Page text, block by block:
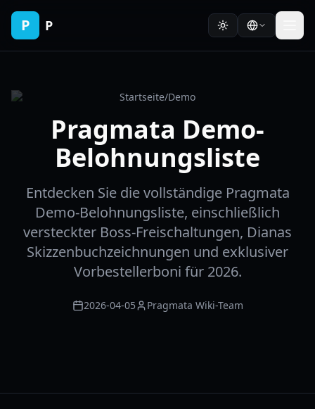
P P
Startseite/Demo
Pragmata Demo-
Belohnungsliste
Entdecken Sie die vollständige Pragmata
Demo-Belohnungsliste, einschließlich
versteckter Boss-Freischaltungen, Dianas
Skizzenbuchzeichnungen und exklusiver
Vorbestellerboni für 2026.
2026-04-05 Pragmata Wiki-Team